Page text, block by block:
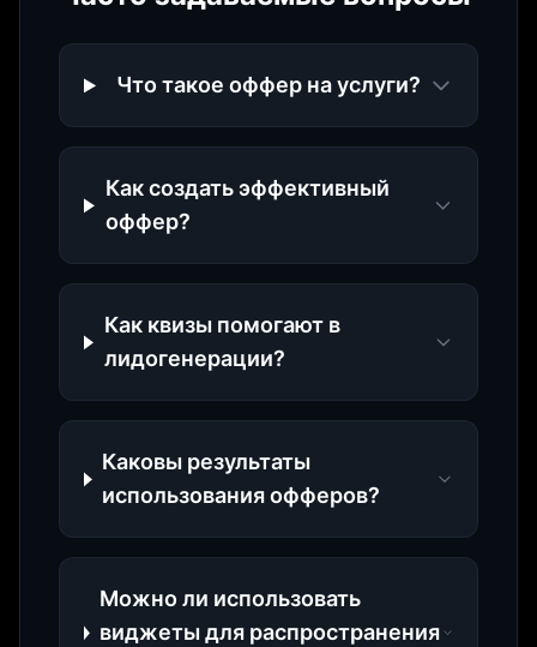
Что такое оффер на услуги?
Как создать эффективный
оффер?
Как квизы помогают в
лидогенерации?
Каковы результаты
использования офферов?
Можно ли использовать
виджеты для распространения